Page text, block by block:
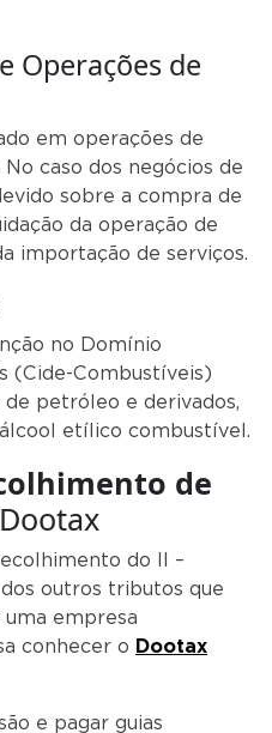
Operações de
em operações de
caso dos negócios de
sobre a compra de
da operação de
importação de serviços.
no Domínio
(Cide-Combustíveis)
petróleo e derivados,
etílico combustível.
de
Dootax
do II –
outros tributos que
empresa
conhecer o Dootax
e pagar guias